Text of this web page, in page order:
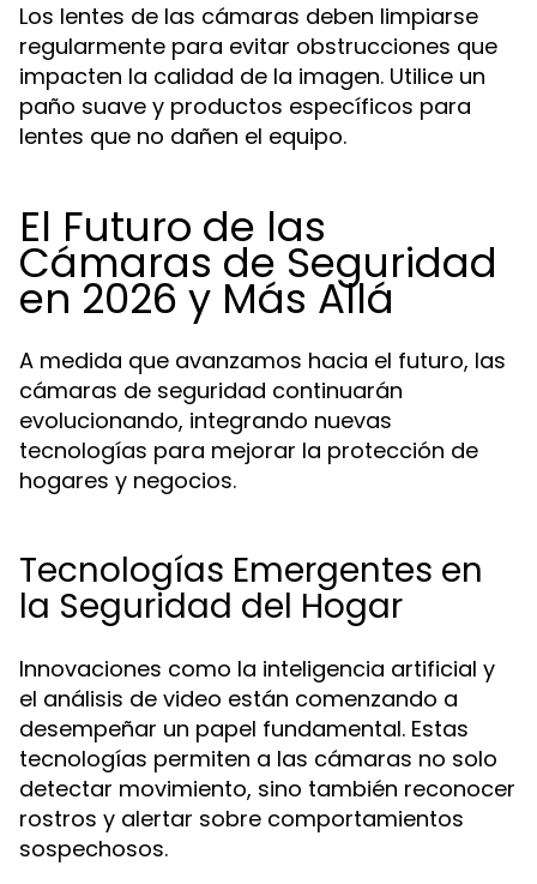
Los lentes de las cámaras deben limpiarse
regularmente para evitar obstrucciones que
impacten la calidad de la imagen. Utilice un
paño suave y productos específicos para
lentes que no dañen el equipo.
El Futuro de las
Cámaras de Seguridad
en 2026 y Más Allá
A medida que avanzamos hacia el futuro, las
cámaras de seguridad continuarán
evolucionando, integrando nuevas
tecnologías para mejorar la protección de
hogares y negocios.
Tecnologías Emergentes en
la Seguridad del Hogar
Innovaciones como la inteligencia artificial y
el análisis de video están comenzando a
desempeñar un papel fundamental. Estas
tecnologías permiten a las cámaras no solo
detectar movimiento, sino también reconocer
rostros y alertar sobre comportamientos
sospechosos.